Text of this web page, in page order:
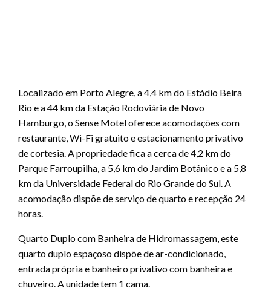
Localizado em Porto Alegre, a 4,4 km do Estádio Beira
Rio e a 44 km da Estação Rodoviária de Novo
Hamburgo, o Sense Motel oferece acomodações com
restaurante, Wi-Fi gratuito e estacionamento privativo
de cortesia. A propriedade fica a cerca de 4,2 km do
Parque Farroupilha, a 5,6 km do Jardim Botânico e a 5,8
km da Universidade Federal do Rio Grande do Sul. A
acomodação dispõe de serviço de quarto e recepção 24
horas.
Quarto Duplo com Banheira de Hidromassagem, este
quarto duplo espaçoso dispõe de ar-condicionado,
entrada própria e banheiro privativo com banheira e
chuveiro. A unidade tem 1 cama.